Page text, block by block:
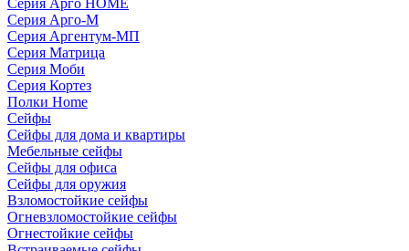
Серия Арго HOME
Серия Арго-М
Серия Аргентум-МП
Серия Матрица
Серия Моби
Серия Кортез
Полки Home
Сейфы
Сейфы для дома и квартиры
Мебельные сейфы
Сейфы для офиса
Сейфы для оружия
Взломостойкие сейфы
Огневзломостойкие сейфы
Огнестойкие сейфы